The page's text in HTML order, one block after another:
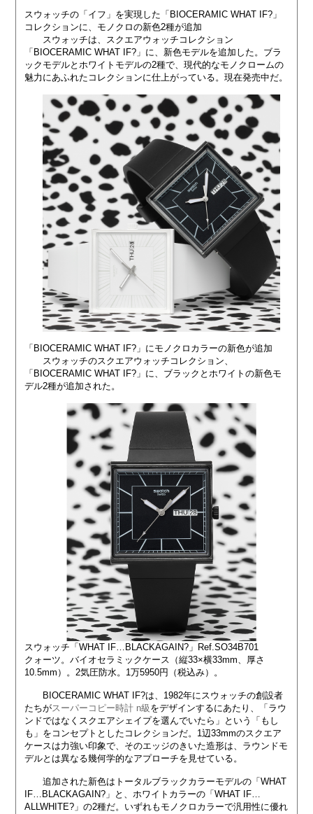
スウォッチの「イフ」を実現した「BIOCERAMIC WHAT IF?」
コレクションに、モノクロの新色2種が追加
スウォッチは、スクエアウォッチコレクション
「BIOCERAMIC WHAT IF?」に、新色モデルを追加した。ブラ
ックモデルとホワイトモデルの2種で、現代的なモノクロームの
魅力にあふれたコレクションに仕上がっている。現在発売中だ。
「BIOCERAMIC WHAT IF?」にモノクロカラーの新色が追加
スウォッチのスクエアウォッチコレクション、
「BIOCERAMIC WHAT IF?」に、ブラックとホワイトの新色モ
デル2種が追加された。
スウォッチ「WHAT IF…BLACKAGAIN?」Ref.SO34B701
クォーツ。バイオセラミックケース（縦33×横33mm、厚さ
10.5mm）。2気圧防水。1万5950円（税込み）。
BIOCERAMIC WHAT IF?は、1982年にスウォッチの創設者
たちがスーパーコピー時計 n級 をデザインするにあたり、「ラウ
ンドではなくスクエアシェイプを選んでいたら」という「もし
も」をコンセプトとしたコレクションだ。1辺33mmのスクエア
ケースは力強い印象で、そのエッジのきいた造形は、ラウンドモ
デルとは異なる幾何学的なアプローチを見せている。
追加された新色はトータルブラックカラーモデルの「WHAT
IF…BLACKAGAIN?」と、ホワイトカラーの「WHAT IF…
ALLWHITE?」の2種だ。いずれもモノクロカラーで汎用性に優れ